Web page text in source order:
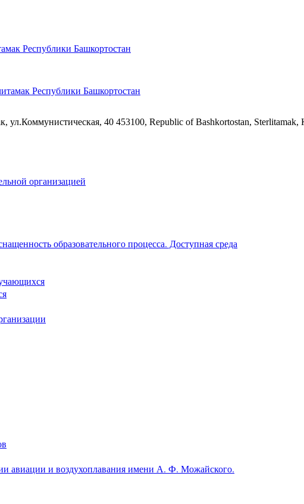
Республики Башкортостан
ул.Коммунистическая, 40 453100, Republic of Bashkortostan, Sterlitamak,
организацией
образовательного процесса. Доступная среда
авиации и воздухоплавания имени А. Ф. Можайского.